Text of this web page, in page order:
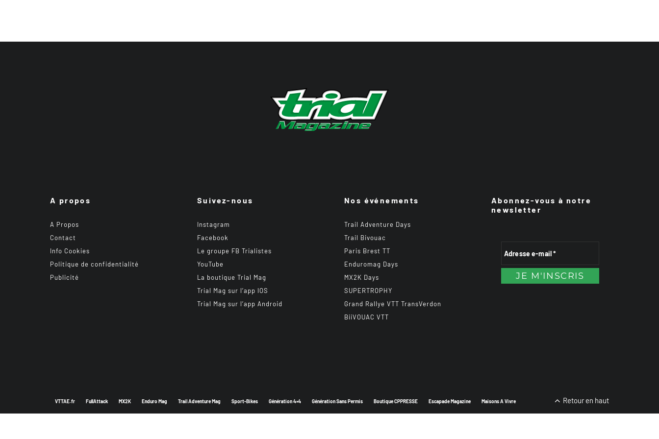
A propos
A Propos
Contact
Info Cookies
Politique de confidentialité
Publicité
Suivez-nous
Instagram
Facebook
Le groupe FB Trialistes
YouTube
La boutique Trial Mag
Trial Mag sur l’app IOS
Trial Mag sur l’app Android
Nos événements
Trail Adventure Days
Trail Bivouac
Paris Brest TT
Enduromag Days
MX2K Days
SUPERTROPHY
Grand Rallye VTT TransVerdon
BiiVOUAC VTT
Abonnez-vous à notre
newsletter
VTTAE.fr FullAttack MX2K Enduro Mag Trail Adventure Mag Sport-Bikes Génération 4×4 Génération Sans Permis Boutique CPPRESSE Escapade Magazine Maisons A Vivre Retour en haut